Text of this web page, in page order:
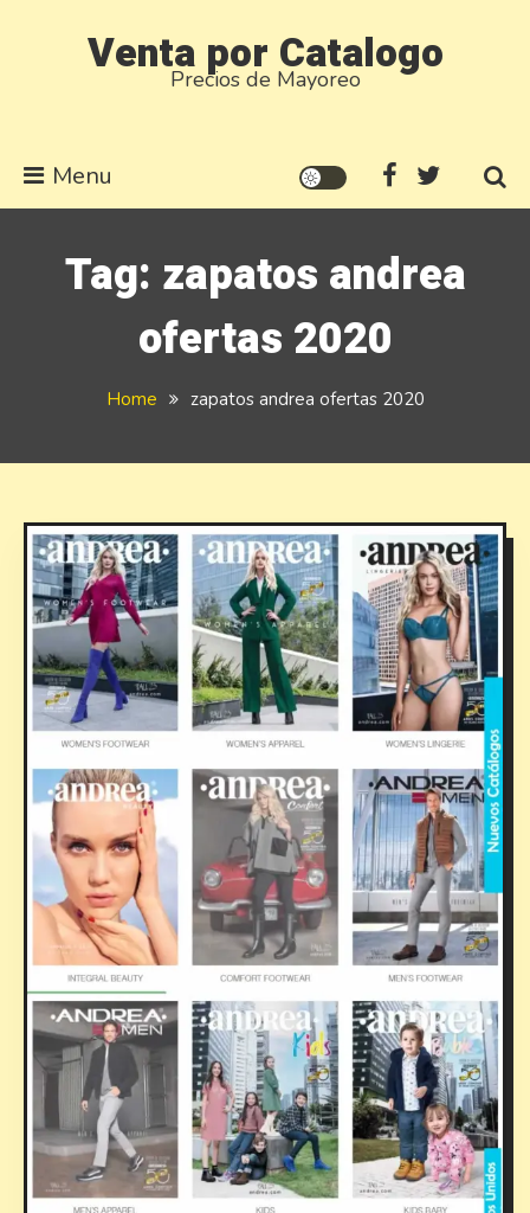
Venta por Catalogo
Precios de Mayoreo
Menu
Tag: zapatos andrea
ofertas 2020
Home zapatos andrea ofertas 2020